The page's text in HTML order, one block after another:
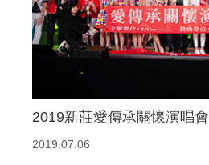
2019新莊愛傳承關懷演唱會
2019.07.06